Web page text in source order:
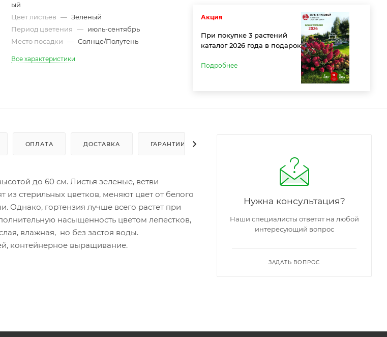
ый
Цвет листьев — Зеленый
Период цветения — июль-сентябрь
Место посадки — Солнце/Полутень
Все характеристики
Акция
При покупке 3 растений
каталог 2026 года в подарок
Подробнее
ОПЛАТА ДОСТАВКА ГАРАНТИИ
до 60 см. Листья зеленые, ветви
из стерильных цветков, меняют цвет от белого
Однако, гортензия лучше всего растет при
насыщенность цветом лепестков,
влажная, но без застоя воды.
контейнерное выращивание.
Нужна консультация?
Наши специалисты ответят на любой
интересующий вопрос
ЗАДАТЬ ВОПРОС